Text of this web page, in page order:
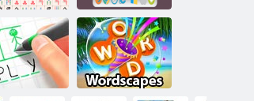
En İyi Klasik
Mahjong
Sözlü